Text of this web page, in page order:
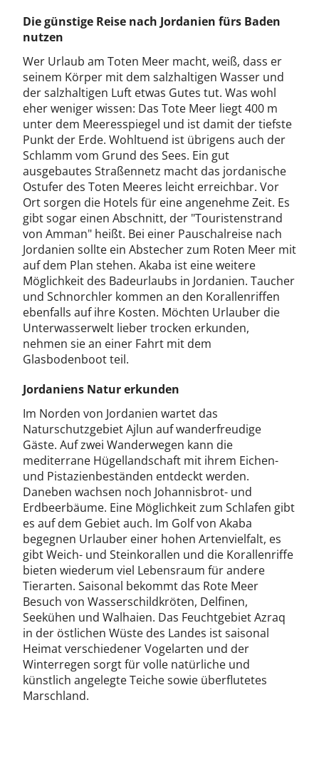
Die günstige Reise nach Jordanien fürs Baden
nutzen
Wer Urlaub am Toten Meer macht, weiß, dass er
seinem Körper mit dem salzhaltigen Wasser und
der salzhaltigen Luft etwas Gutes tut. Was wohl
eher weniger wissen: Das Tote Meer liegt 400 m
unter dem Meeresspiegel und ist damit der tiefste
Punkt der Erde. Wohltuend ist übrigens auch der
Schlamm vom Grund des Sees. Ein gut
ausgebautes Straßennetz macht das jordanische
Ostufer des Toten Meeres leicht erreichbar. Vor
Ort sorgen die Hotels für eine angenehme Zeit. Es
gibt sogar einen Abschnitt, der "Touristenstrand
von Amman" heißt. Bei einer Pauschalreise nach
Jordanien sollte ein Abstecher zum Roten Meer mit
auf dem Plan stehen. Akaba ist eine weitere
Möglichkeit des Badeurlaubs in Jordanien. Taucher
und Schnorchler kommen an den Korallenriffen
ebenfalls auf ihre Kosten. Möchten Urlauber die
Unterwasserwelt lieber trocken erkunden,
nehmen sie an einer Fahrt mit dem
Glasbodenboot teil.
Jordaniens Natur erkunden
Im Norden von Jordanien wartet das
Naturschutzgebiet Ajlun auf wanderfreudige
Gäste. Auf zwei Wanderwegen kann die
mediterrane Hügellandschaft mit ihrem Eichen-
und Pistazienbeständen entdeckt werden.
Daneben wachsen noch Johannisbrot- und
Erdbeerbäume. Eine Möglichkeit zum Schlafen gibt
es auf dem Gebiet auch. Im Golf von Akaba
begegnen Urlauber einer hohen Artenvielfalt, es
gibt Weich- und Steinkorallen und die Korallenriffe
bieten wiederum viel Lebensraum für andere
Tierarten. Saisonal bekommt das Rote Meer
Besuch von Wasserschildkröten, Delfinen,
Seekühen und Walhaien. Das Feuchtgebiet Azraq
in der östlichen Wüste des Landes ist saisonal
Heimat verschiedener Vogelarten und der
Winterregen sorgt für volle natürliche und
künstlich angelegte Teiche sowie überflutetes
Marschland.